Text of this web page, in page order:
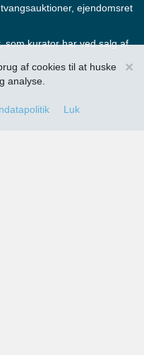
×
af cookies til at huske
analyse.
Luk
ejendomsret
som kurator har ved salg af